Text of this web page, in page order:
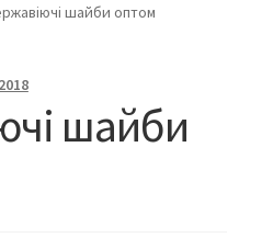
шайби оптом
шайби